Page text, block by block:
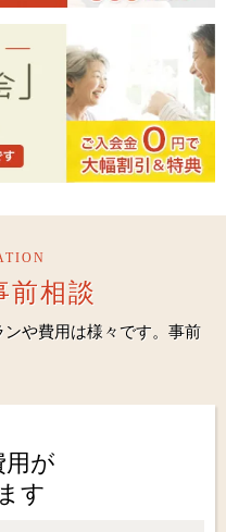
前相談
や費用は様々です。事前
用が
す